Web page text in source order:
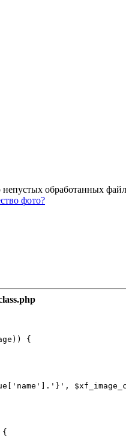
непустых обработанных
фото?
{
{